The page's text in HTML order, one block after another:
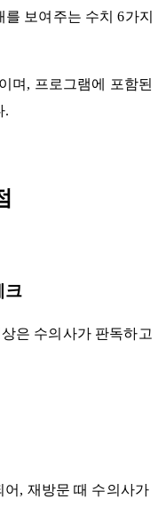
보여주는 수치 6가지
며, 프로그램에 포함된
.
크
은 수의사가 판독하고
, 재방문 때 수의사가